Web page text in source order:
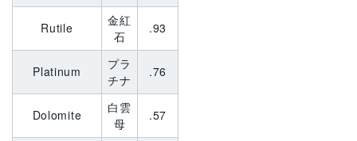
Rutile
金紅
石
.93
Platinum
プラ
チナ
.76
Dolomite
白雲
母
.57